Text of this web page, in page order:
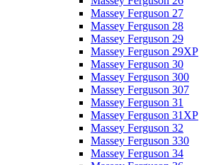
Massey Ferguson 27
Massey Ferguson 28
Massey Ferguson 29
Massey Ferguson 29XP
Massey Ferguson 30
Massey Ferguson 300
Massey Ferguson 307
Massey Ferguson 31
Massey Ferguson 31XP
Massey Ferguson 32
Massey Ferguson 330
Massey Ferguson 34